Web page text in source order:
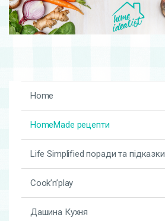
Skip to content
Home
HomeMade рецепти
Life Simplified поради та підказки
Cook’n’play
Дашина Кухня